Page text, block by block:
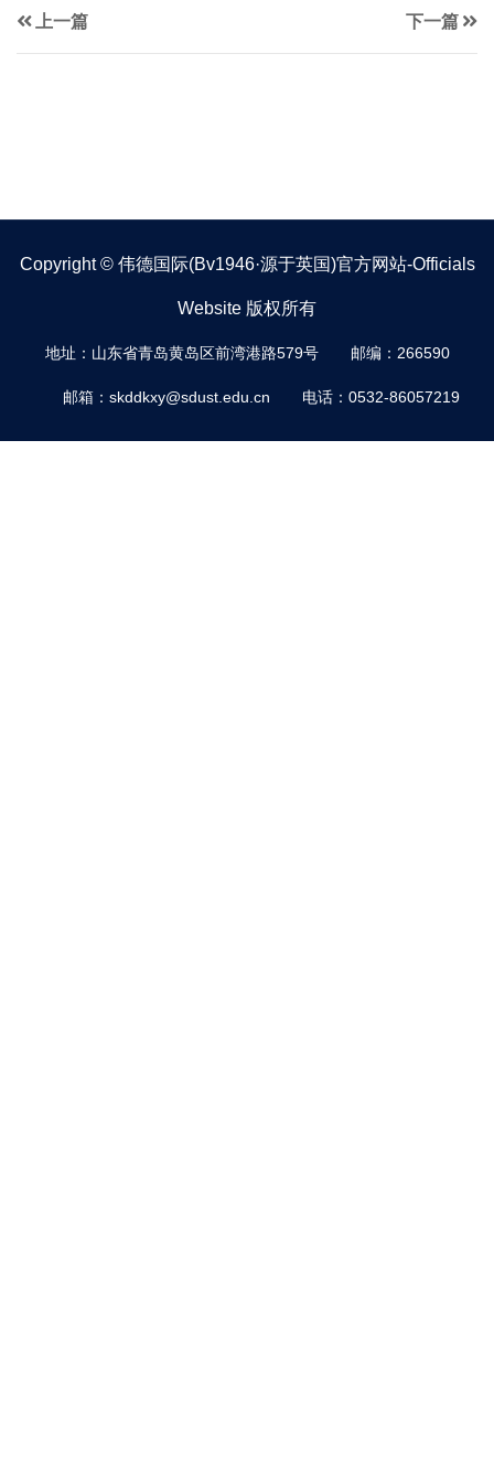
上一篇 下一篇
Copyright © 伟德国际(bv1946·源于英国)官方网站-Officials
Website 版权所有
地址：山东省青岛黄岛区前湾港路579号 邮编：266590
邮箱：skddkxy@sdust.edu.cn 电话：0532-86057219